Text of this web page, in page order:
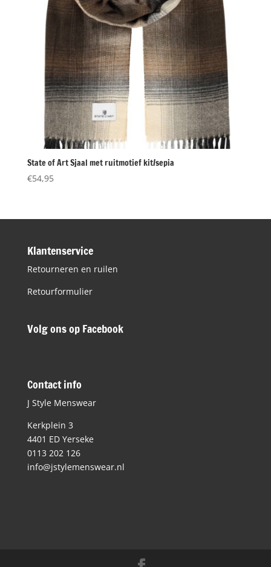
State of Art Sjaal met ruitmotief kit/sepia
€54,95
Klantenservice
Retourneren en ruilen
Retourformulier
Volg ons op Facebook
Contact info
J Style Menswear
Kerkplein 3
4401 ED Yerseke
0113 202 126
info@jstylemenswear.nl